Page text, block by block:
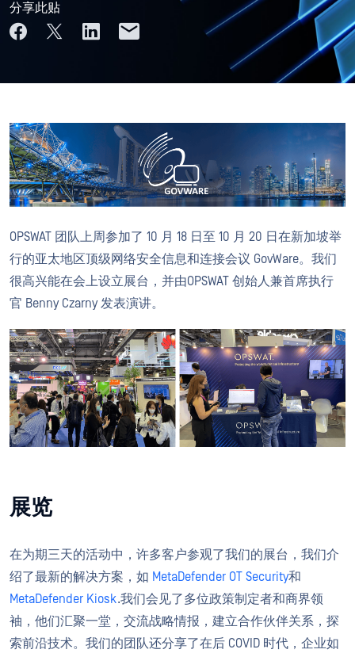
分享此贴
OPSWAT 团队上周参加了 10 月 18 日至 10 月 20 日在新加坡举
行的亚太地区顶级网络安全信息和连接会议 GovWare。我们
很高兴能在会上设立展台，并由OPSWAT 创始人兼首席执行
官 Benny Czarny 发表演讲。
展览
在为期三天的活动中，许多客户参观了我们的展台，我们介
绍了最新的解决方案，如 MetaDefender OT Security和
MetaDefender Kiosk.我们会见了多位政策制定者和商界领
袖，他们汇聚一堂，交流战略情报，建立合作伙伴关系，探
索前沿技术。我们的团队还分享了在后 COVID 时代，企业如